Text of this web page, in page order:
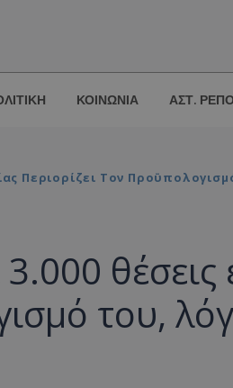
ΚΟΙΝΩΝΙΑ ΑΣΤ.
Περιορίζει Τον
θέσεις
του,